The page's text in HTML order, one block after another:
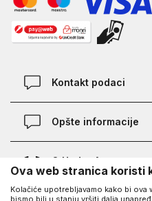
Kontakt podaci
Kontakt
Opšte informacije
Provjera statusa porudžbine
Najčešća pitanja
O Under Armour-u
O nama - priča o UA
Ova web stranica koristi
Kolačiće upotrebljavamo kako bi ova
bismo bili u stanju vršiti dalja